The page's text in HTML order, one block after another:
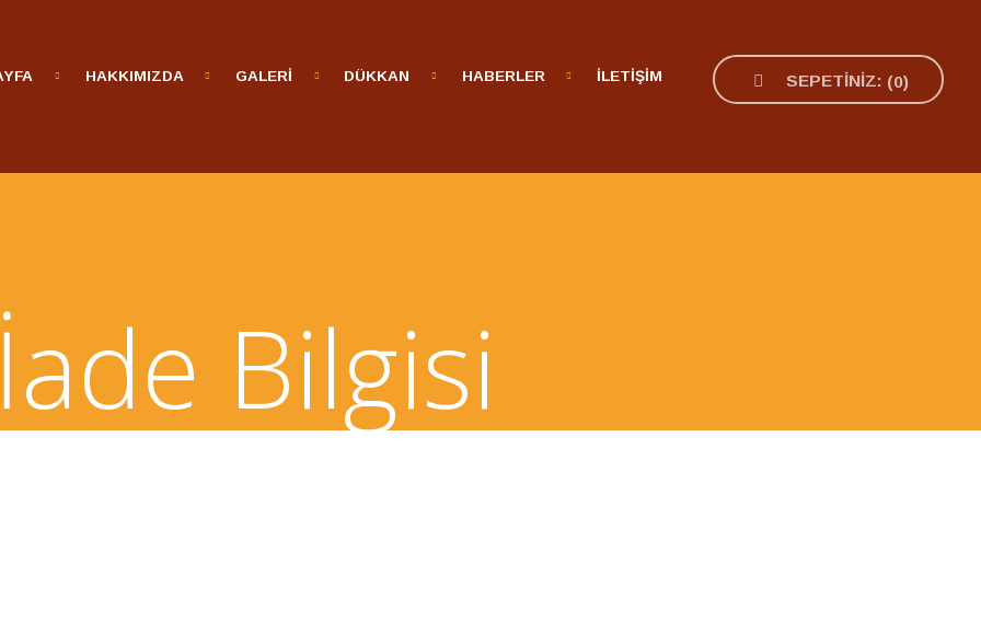
HAKKIMIZDA GALERİ DÜKKAN HABERLER İLETİŞİM SEPETINIZ: (0)
Bilgisi